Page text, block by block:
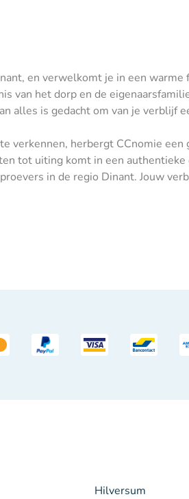
en verwelkomt je in een
van het dorp en de
alles is gedacht om van je verblijf
verkennen, herbergt CCnomie
tot uiting komt in een
in de regio Dinant. Jouw
Hilversum